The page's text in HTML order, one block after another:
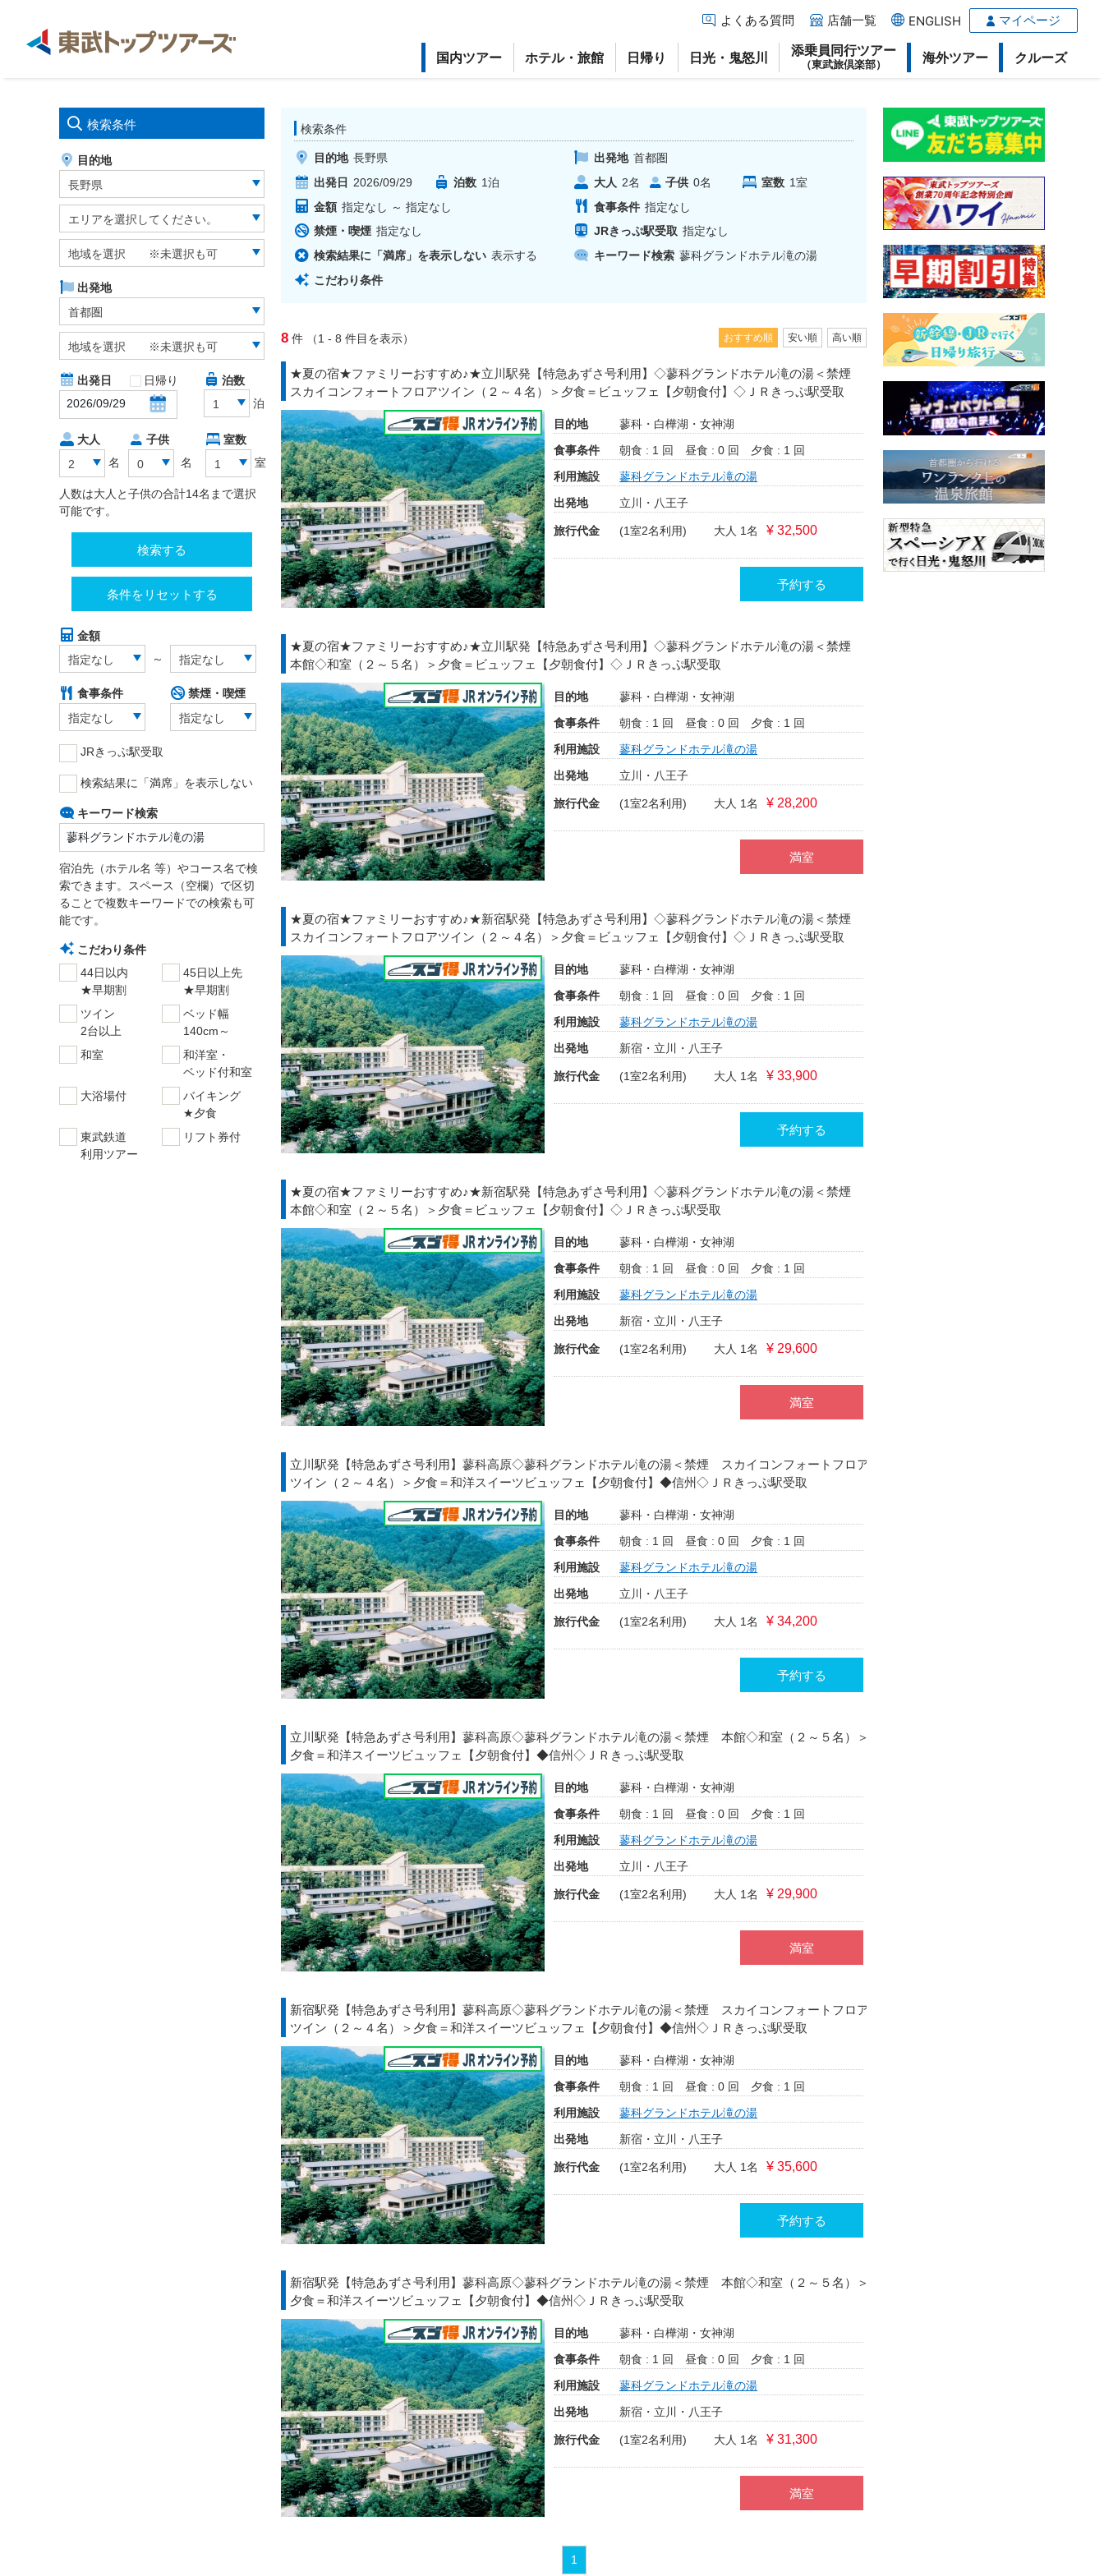
よくある質問 店舗一覧 ENGLISH マイページ
国内ツアー ホテル・旅館 日帰り 日光・鬼怒川 添乗員同行ツアー
（東武旅倶楽部） 海外ツアー クルーズ
検索条件
目的地
長野県
エリアを選択してください。
地域を選択 ※未選択も可
出発地
首都圏
地域を選択 ※未選択も可
出発日 日帰り
泊数
1
泊
大人
2
名
子供
0
名
室数
1
室
人数は大人と子供の合計14名まで選択
可能です。
検索する
条件をリセットする
金額
指定なし
～ 指定なし
食事条件
指定なし
禁煙・喫煙
指定なし
JRきっぷ駅受取
検索結果に「満席」を表示しない
キーワード検索
宿泊先（ホテル名 等）やコース名で検
索できます。スペース（空欄）で区切
ることで複数キーワードでの検索も可
能です。
こだわり条件
44日以内
★早期割
45日以上先
★早期割
ツイン
2台以上
ベッド幅
140cm～
和室
和洋室・
ベッド付和室
大浴場付
バイキング
★夕食
東武鉄道
利用ツアー
リフト券付
検索条件
目的地 長野県 出発地 首都圏
出発日
2026/09/29 泊数 1泊 大人 2名 子供 0名 室数 1室
金額 指定なし ～ 指定なし 食事条件 指定なし
禁煙・喫煙 指定なし JRきっぷ駅受取 指定なし
検索結果に「満席」を表示しない 表示する キーワード検索 蓼科グランドホテル滝の湯
こだわり条件
8 件 （1 - 8 件目を表示） おすすめ順 安い順 高い順
★夏の宿★ファミリーおすすめ♪★立川駅発【特急あずさ号利用】◇蓼科グランドホテル滝の湯＜禁煙
スカイコンフォートフロアツイン（２～４名）＞夕食＝ビュッフェ【夕朝食付】◇ＪＲきっぷ駅受取
目的地
蓼科・白樺湖・女神湖
食事条件
朝食 : 1 回 昼食 : 0 回
夕食 : 1 回
利用施設
蓼科グランドホテル滝の湯
出発地
立川・八王子
旅行代金 (1室2名利用) 大人 1名 ¥ 32,500
予約する
★夏の宿★ファミリーおすすめ♪★立川駅発【特急あずさ号利用】◇蓼科グランドホテル滝の湯＜禁煙
本館◇和室（２～５名）＞夕食＝ビュッフェ【夕朝食付】◇ＪＲきっぷ駅受取
目的地
蓼科・白樺湖・女神湖
食事条件
朝食 : 1 回 昼食 : 0 回
夕食 : 1 回
利用施設
蓼科グランドホテル滝の湯
出発地
立川・八王子
旅行代金 (1室2名利用) 大人 1名 ¥ 28,200
満室
★夏の宿★ファミリーおすすめ♪★新宿駅発【特急あずさ号利用】◇蓼科グランドホテル滝の湯＜禁煙
スカイコンフォートフロアツイン（２～４名）＞夕食＝ビュッフェ【夕朝食付】◇ＪＲきっぷ駅受取
目的地
蓼科・白樺湖・女神湖
食事条件
朝食 : 1 回 昼食 : 0 回
夕食 : 1 回
利用施設
蓼科グランドホテル滝の湯
出発地
新宿・立川・八王子
旅行代金 (1室2名利用) 大人 1名 ¥ 33,900
予約する
★夏の宿★ファミリーおすすめ♪★新宿駅発【特急あずさ号利用】◇蓼科グランドホテル滝の湯＜禁煙
本館◇和室（２～５名）＞夕食＝ビュッフェ【夕朝食付】◇ＪＲきっぷ駅受取
目的地
蓼科・白樺湖・女神湖
食事条件
朝食 : 1 回 昼食 : 0 回
夕食 : 1 回
利用施設
蓼科グランドホテル滝の湯
出発地
新宿・立川・八王子
旅行代金 (1室2名利用) 大人 1名 ¥ 29,600
満室
立川駅発【特急あずさ号利用】蓼科高原◇蓼科グランドホテル滝の湯＜禁煙 スカイコンフォートフロア
ツイン（２～４名）＞夕食＝和洋スイーツビュッフェ【夕朝食付】◆信州◇ＪＲきっぷ駅受取
目的地
蓼科・白樺湖・女神湖
食事条件
朝食 : 1 回 昼食 : 0 回
夕食 : 1 回
利用施設
蓼科グランドホテル滝の湯
出発地
立川・八王子
旅行代金 (1室2名利用) 大人 1名 ¥ 34,200
予約する
立川駅発【特急あずさ号利用】蓼科高原◇蓼科グランドホテル滝の湯＜禁煙 本館◇和室（２～５名）＞
夕食＝和洋スイーツビュッフェ【夕朝食付】◆信州◇ＪＲきっぷ駅受取
目的地
蓼科・白樺湖・女神湖
食事条件
朝食 : 1 回 昼食 : 0 回
夕食 : 1 回
利用施設
蓼科グランドホテル滝の湯
出発地
立川・八王子
旅行代金 (1室2名利用) 大人 1名 ¥ 29,900
満室
新宿駅発【特急あずさ号利用】蓼科高原◇蓼科グランドホテル滝の湯＜禁煙 スカイコンフォートフロア
ツイン（２～４名）＞夕食＝和洋スイーツビュッフェ【夕朝食付】◆信州◇ＪＲきっぷ駅受取
目的地
蓼科・白樺湖・女神湖
食事条件
朝食 : 1 回 昼食 : 0 回
夕食 : 1 回
利用施設
蓼科グランドホテル滝の湯
出発地
新宿・立川・八王子
旅行代金 (1室2名利用) 大人 1名 ¥ 35,600
予約する
新宿駅発【特急あずさ号利用】蓼科高原◇蓼科グランドホテル滝の湯＜禁煙 本館◇和室（２～５名）＞
夕食＝和洋スイーツビュッフェ【夕朝食付】◆信州◇ＪＲきっぷ駅受取
目的地
蓼科・白樺湖・女神湖
食事条件
朝食 : 1 回 昼食 : 0 回
夕食 : 1 回
利用施設
蓼科グランドホテル滝の湯
出発地
新宿・立川・八王子
旅行代金 (1室2名利用) 大人 1名 ¥ 31,300
満室
1